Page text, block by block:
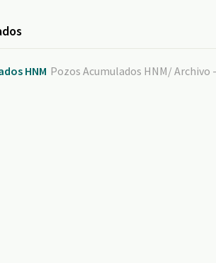
HNM Pozos Acumulados HNM/ Archivo